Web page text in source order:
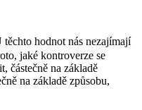
těchto hodnot nás nezajímají
jaké kontroverze se
částečně na základě
na základě způsobu,